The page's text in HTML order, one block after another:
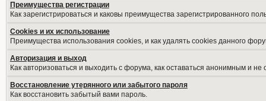
Преимущества регистрации
Как зарегистрироваться и каковы преимущества зарегистрированного
Cookies и их использование
Преимущества использования cookies, и как удалять cookies данного
Авторизация и выход
Как авторизоваться и выходить с форума, как оставаться анонимным и
Восстановление утерянного или забытого пароля
Как восстановить забытый вами пароль.